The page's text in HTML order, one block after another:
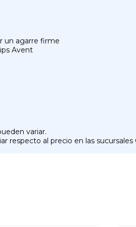
un agarre firme
Avent
variar.
respecto al precio en las sucursales